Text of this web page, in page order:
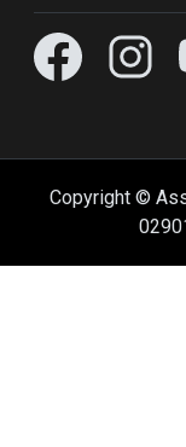
Copyright ©